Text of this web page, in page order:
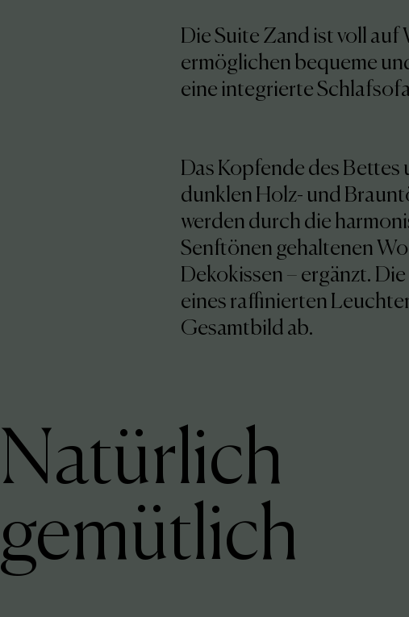
Die Suite Zand ist voll
ermöglichen bequeme
eine integrierte
Das Kopfende des
dunklen Holz- und
werden durch die
Senftönen gehaltenen
Dekokissen – ergänzt.
eines raffinierten
Gesamtbild ab.
Natürlich
gemütlich